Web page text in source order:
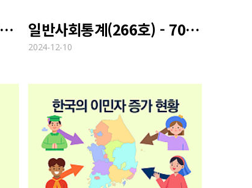
일반사회통계(267호) - 한국인의 인간관계 일반사회통계(266호) - 70년대 생의 돌봄 부담 실태
2024-12-10